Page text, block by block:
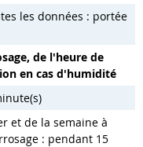
les données : portée
de l'heure de
en cas d'humidité
et de la semaine à
: pendant 15